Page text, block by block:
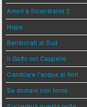
Amori e Incantesimi 2
Hope
Bentornati al Sud
Il Gatto col Cappello
Cambiare l'acqua ai fiori
Se domani non torno